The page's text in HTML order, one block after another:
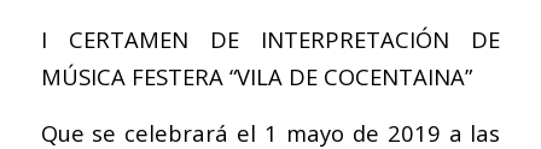
I CERTAMEN DE INTERPRETACIÓN DE
MÚSICA FESTERA “VILA DE COCENTAINA”
Que se celebrará el 1 mayo de 2019 a las